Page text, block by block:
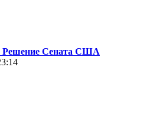
Решение Сената США